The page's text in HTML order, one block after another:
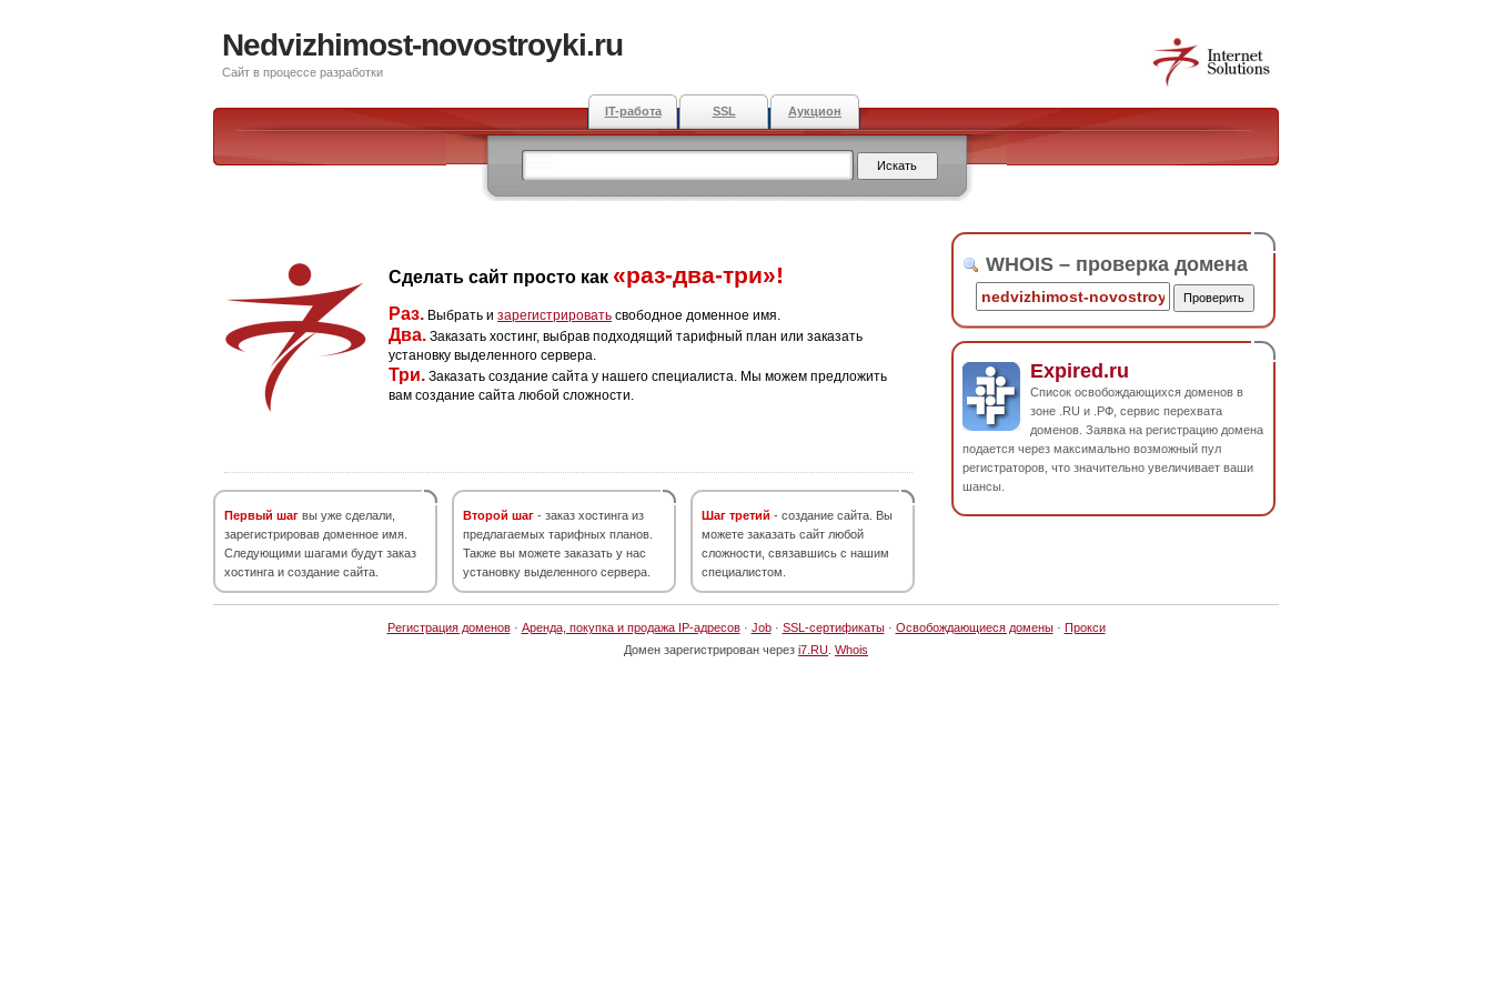
Nedvizhimost-novostroyki.ru
Сайт в процессе разработки
IT-работа SSL Аукцион
Сделать сайт просто как «раз-два-три»!
Раз. Выбрать и зарегистрировать свободное доменное имя.
Два. Заказать хостинг, выбрав подходящий тарифный план или заказать
установку выделенного сервера.
Три. Заказать создание сайта у нашего специалиста. Мы можем предложить
вам создание сайта любой сложности.
Первый шаг вы уже сделали,
зарегистрировав доменное имя.
Следующими шагами будут заказ
хостинга и создание сайта.
Второй шаг - заказ хостинга из
предлагаемых тарифных планов.
Также вы можете заказать у нас
установку выделенного сервера.
Шаг третий - создание сайта. Вы
можете заказать сайт любой
сложности, связавшись с нашим
специалистом.
WHOIS – проверка домена
Expired.ru
Список освобождающихся доменов в
зоне .RU и .РФ, сервис перехвата
доменов. Заявка на регистрацию домена
подается через максимально возможный пул
регистраторов, что значительно увеличивает ваши
шансы.
Регистрация доменов· Аренда, покупка и продажа IP-адресов· Job· SSL-сертификаты· Освобождающиеся домены· Прокси
Домен зарегистрирован через i7.RU Whois